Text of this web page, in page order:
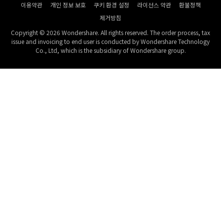
이용약관 개인 정보 보호 쿠키 환경 설정 라이선스 약관
환불정책
제거방침
Copyright © 2026 Wondershare. All rights reserved. The order process, tax
issue and invoicing to end user is conducted by Wondershare Technology
Co., Ltd, which is the subsidiary of Wondershare group.